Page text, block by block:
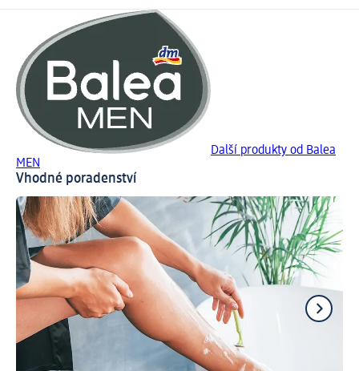
Další produkty od Balea
MEN
Vhodné poradenství